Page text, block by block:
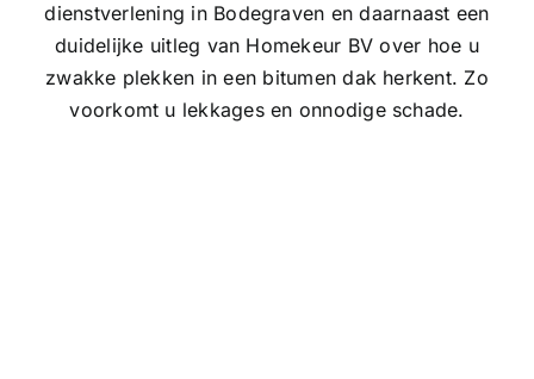
dienstverlening in Bodegraven en daarnaast een
duidelijke uitleg van Homekeur BV over hoe u
zwakke plekken in een bitumen dak herkent. Zo
voorkomt u lekkages en onnodige schade.